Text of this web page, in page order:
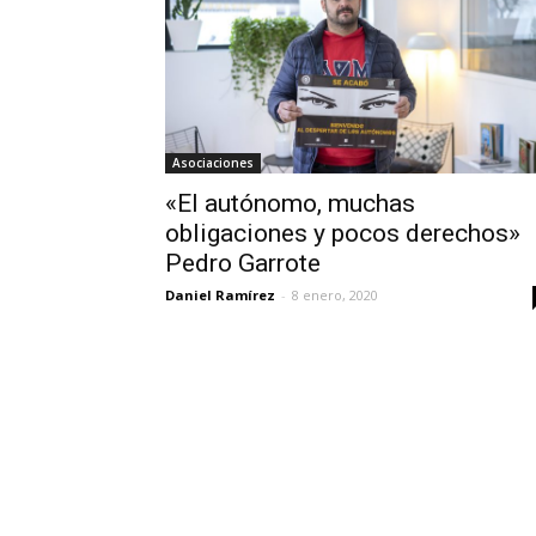
Asociaciones
«El autónomo, muchas
obligaciones y pocos derechos»
Pedro Garrote
Daniel Ramírez - 8 enero, 2020